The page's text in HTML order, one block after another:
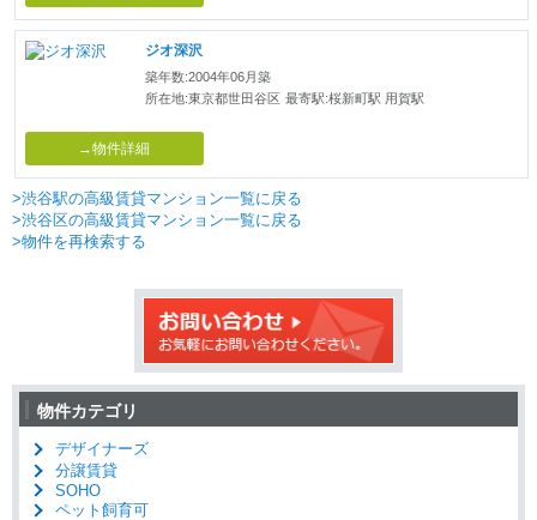
ジオ深沢
築年数:2004年06月築
所在地:東京都世田谷区 最寄駅:桜新町駅 用賀駅
→物件詳細
>渋谷駅の高級賃貸マンション一覧に戻る
>渋谷区の高級賃貸マンション一覧に戻る
>物件を再検索する
物件カテゴリ
デザイナーズ
分譲賃貸
SOHO
ペット飼育可